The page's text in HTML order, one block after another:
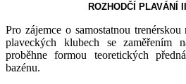
ROZHODČÍ PLAVÁNÍ
Pro zájemce o samostatnou
plaveckých klubech se zaměřením
proběhne formou teoretických
bazénu.